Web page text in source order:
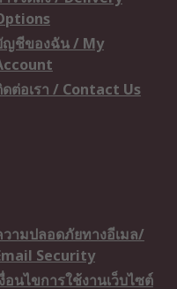
ญชีของฉัน / My
ต่อเรา / Contact Us
วามปลอดภัยทางอีเมล/
Security
อนไขการใช้งานเว็บไซต์